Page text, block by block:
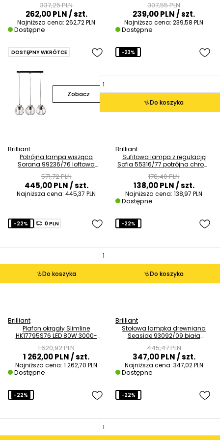
337,25 PLN
262,00 PLN/ szt.
Najniższa cena: 262,72 PLN
Dostępne
307,55 PLN
239,00 PLN/ szt.
Najniższa cena: 239,58 PLN
Dostępne
Zobacz
DOSTĘPNY WKRÓTCE
Brilliant
Potrójna lampa wisząca
Sorana 99236/76 loftowa
571,72 PLN
445,00 PLN/ szt.
Najniższa cena: 445,37 PLN
Do koszyka
-23%
Brilliant
Sufitowa lampa z regulacją
Sofia 55316/77 potrójna chrom
178,40 PLN
138,00 PLN/ szt.
Najniższa cena: 138,97 PLN
Dostępne
Do koszyka
-22% 0 PLN
Brilliant
Plafon okrągły Slimline
HK17795S76 LED 80W 3000-
1 620,92 PLN
1 262,00 PLN/ szt.
Najniższa cena: 1 262,70 PLN
Dostępne
Do koszyka
-22%
Brilliant
Stołowa lampka drewniana
Seaside 93092/09 biała
445,47 PLN
347,00 PLN/ szt.
Najniższa cena: 347,02 PLN
Dostępne
-22% -22%